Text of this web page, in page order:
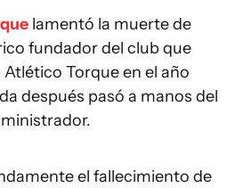
lamentó la muerte de
fundador del club que
Torque en el año
después pasó a manos del
el fallecimiento de